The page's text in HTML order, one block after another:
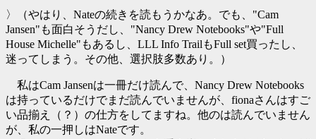
〉（やはり、Nateの続きを読もうかなあ。でも、"Cam
Jansen"も面白そうだし、"Nancy Drew Notebooks"や"Full
House Michelle"もあるし、LLL Info TrailもFull set買ったし、
迷ってしまう。その他、選択肢多数あり。）
私はCam Jansenは一冊だけ読んで、Nancy Drew Notebooks
は持っているだけでまだ読んでいませんが、fionaさんはすご
い品揃え（？）の仕方をしてますね。他のは読んでいません
が、私の一押しはNateです。